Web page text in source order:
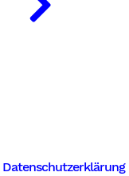
Datenschutzerklärung